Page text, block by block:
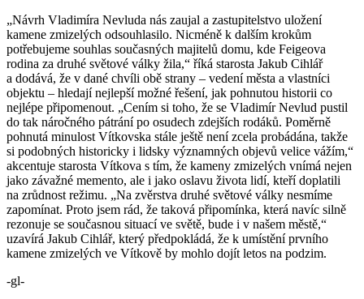
„Návrh Vladimíra Nevluda nás zaujal a zastupitelstvo uložení
kamene zmizelých odsouhlasilo. Nicméně k dalším krokům
potřebujeme souhlas současných majitelů domu, kde Feigeova
rodina za druhé světové války žila,“ říká starosta Jakub Cihlář
a dodává, že v dané chvíli obě strany – vedení města a vlastníci
objektu – hledají nejlepší možné řešení, jak pohnutou historii co
nejlépe připomenout. „Cením si toho, že se Vladimír Nevlud pustil
do tak náročného pátrání po osudech zdejších rodáků. Poměrně
pohnutá minulost Vítkovska stále ještě není zcela probádána, takže
si podobných historicky i lidsky významných objevů velice vážím,“
akcentuje starosta Vítkova s tím, že kameny zmizelých vnímá nejen
jako závažné memento, ale i jako oslavu života lidí, kteří doplatili
na zrůdnost režimu. „Na zvěrstva druhé světové války nesmíme
zapomínat. Proto jsem rád, že taková připomínka, která navíc silně
rezonuje se současnou situací ve světě, bude i v našem městě,“
uzavírá Jakub Cihlář, který předpokládá, že k umístění prvního
kamene zmizelých ve Vítkově by mohlo dojít letos na podzim.
-gl-